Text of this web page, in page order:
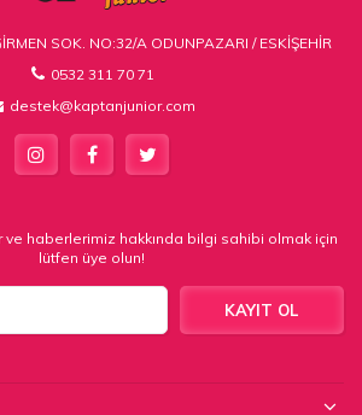
SOK. NO:32/A ODUNPAZARI / ESKİŞEHİR
0532 311 70 71
destek@kaptanjunior.com
ve haberlerimiz hakkında bilgi sahibi olmak için
lütfen üye olun!
KAYIT OL